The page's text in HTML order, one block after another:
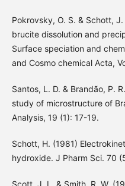
Pokrovsky, O. S. & Schott,
brucite dissolution and
Surface speciation and
and Cosmo chemical Acta,
Santos, L. D. & Brandão, P.
study of microstructure of
Analysis, 19 (1): 17-19.
Schott, H. (1981)
hydroxide. J Pharm Sci. 70